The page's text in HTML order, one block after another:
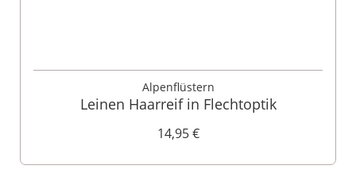
Alpenflüstern
Leinen Haarreif in Flechtoptik
14,95 €